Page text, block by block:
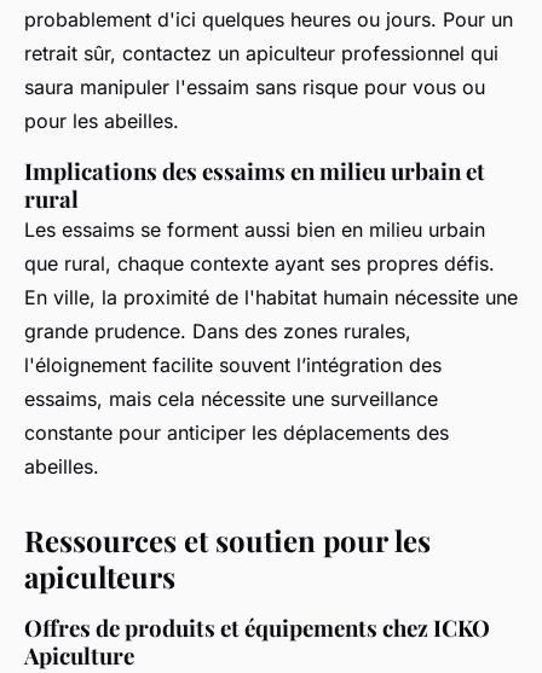
probablement d'ici quelques heures ou jours. Pour un
retrait sûr, contactez un apiculteur professionnel qui
saura manipuler l'essaim sans risque pour vous ou
pour les abeilles.
Implications des essaims en milieu urbain et
rural
Les essaims se forment aussi bien en milieu urbain
que rural, chaque contexte ayant ses propres défis.
En ville, la proximité de l'habitat humain nécessite une
grande prudence. Dans des zones rurales,
l'éloignement facilite souvent l’intégration des
essaims, mais cela nécessite une surveillance
constante pour anticiper les déplacements des
abeilles.
Ressources et soutien pour les
apiculteurs
Offres de produits et équipements chez ICKO
Apiculture